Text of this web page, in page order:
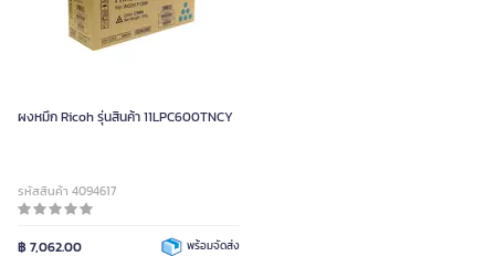
ผงหมึก Ricoh รุ่นสินค้า 11LPC600TNCY
รหัสสินค้า 4094617
฿ 7,062.00 พร้อมจัดส่ง